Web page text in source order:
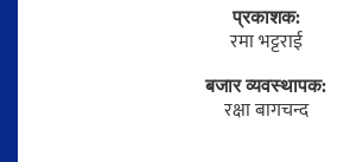
प्रकाशक:
रमा भट्टराई
बजार व्यवस्थापक:
रक्षा बागचन्द